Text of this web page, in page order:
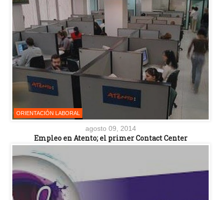
ORIENTACIÓN LABORAL
agosto 09, 2014
Empleo en Atento; el primer Contact Center